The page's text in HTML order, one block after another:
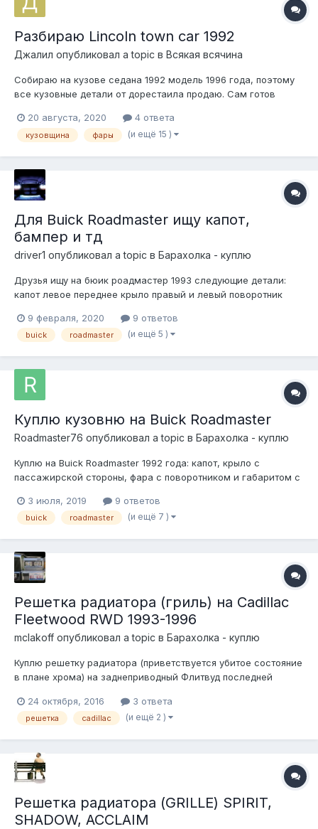
Разбираю Lincoln town car 1992
Джалил опубликовал a topic в Всякая всячина
Собираю на кузове седана 1992 модель 1996 года, поэтому
все кузовные детали от дорестаила продаю. Сам готов
на 1995 год, тёмносиний салон кожаный, но обшивка с
велюровой вставкой. Вотсап на номере +77753377708,
20 августа, 2020 4 ответа
кузовщина фары (и ещё 15 )
Для Buick Roadmaster ищу капот,
бампер и тд
driver1 опубликовал a topic в Барахолка - куплю
Друзья ищу на бюик роадмастер 1993 следующие детали:
капот левое переднее крыло правый и левый поворотник
которые на кузов крепятся передний бампер хром молдинги
дверей с резиновым кантом решетка ра...
9 февраля, 2020 9 ответов
buick roadmaster (и ещё 5 )
Куплю кузовню на Buick Roadmaster
Roadmaster76 опубликовал a topic в Барахолка - куплю
Куплю на Buick Roadmaster 1992 года: капот, крыло с
пассажирской стороны, фара с поворотником и габаритом с
бампер.
3 июля, 2019 9 ответов
buick roadmaster (и ещё 7 )
Решетка радиатора (гриль) на Cadillac
Fleetwood RWD 1993-1996
mclakoff опубликовал a topic в Барахолка - куплю
Куплю решетку радиатора (приветствуется убитое состояние
в плане хрома) на заднеприводный Флитвуд последней
24 октября, 2016
3 ответа
решетка cadillac (и ещё 2 )
Решетка радиатора (GRILLE) SPIRIT,
SHADOW, ACCLAIM